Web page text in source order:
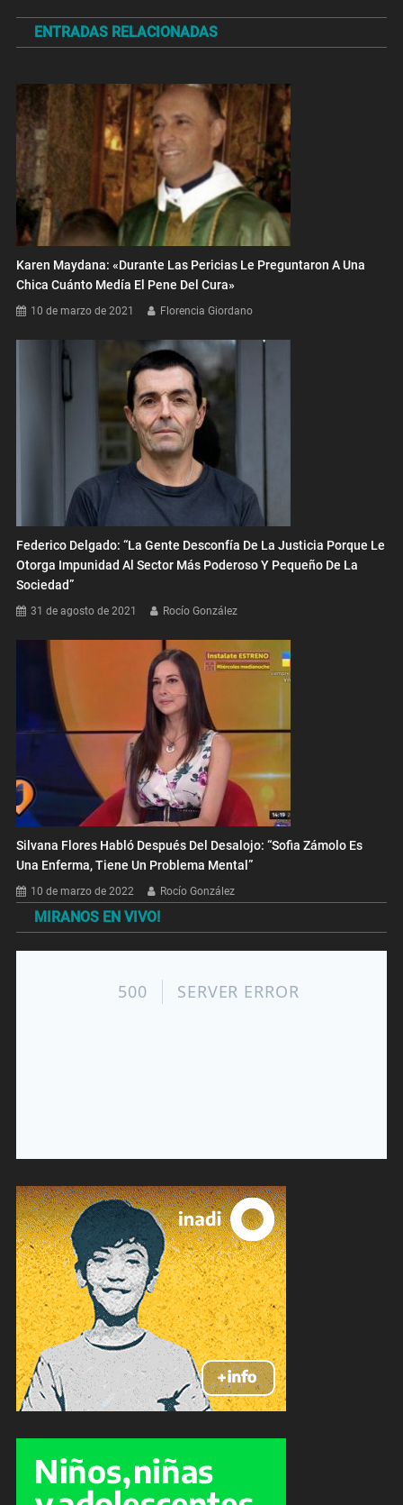
de
entradas
ENTRADAS RELACIONADAS
Karen Maydana: «Durante Las Pericias Le Preguntaron A Una
Chica Cuánto Medía El Pene Del Cura»
10 de marzo de 2021 Florencia Giordano
Federico Delgado: “La Gente Desconfía De La Justicia Porque Le
Otorga Impunidad Al Sector Más Poderoso Y Pequeño De La
Sociedad”
31 de agosto de 2021 Rocío González
Silvana Flores Habló Después Del Desalojo: “Sofia Zámolo Es
Una Enferma, Tiene Un Problema Mental”
10 de marzo de 2022 Rocío González
MIRANOS EN VIVO!